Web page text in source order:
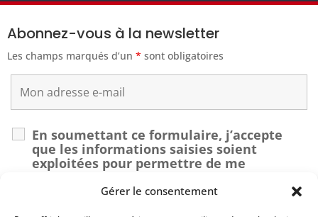
Gérer le consentement
Abonnez-vous à la newsletter
Les champs marqués d’un * sont obligatoires
En soumettant ce formulaire, j’accepte
que les informations saisies soient
exploitées pour permettre de me